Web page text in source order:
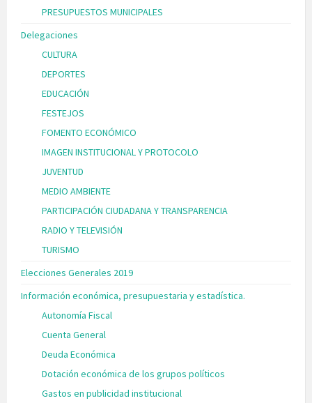
PRESUPUESTOS MUNICIPALES
Delegaciones
CULTURA
DEPORTES
EDUCACIÓN
FESTEJOS
FOMENTO ECONÓMICO
IMAGEN INSTITUCIONAL Y PROTOCOLO
JUVENTUD
MEDIO AMBIENTE
PARTICIPACIÓN CIUDADANA Y TRANSPARENCIA
RADIO Y TELEVISIÓN
TURISMO
Elecciones Generales 2019
Información económica, presupuestaria y estadística.
Autonomía Fiscal
Cuenta General
Deuda Económica
Dotación económica de los grupos políticos
Gastos en publicidad institucional